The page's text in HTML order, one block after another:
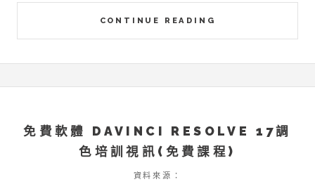
CONTINUE READING
免費軟體 DAVINCI RESOLVE 17調
色培訓視訊(免費課程)
資料來源：